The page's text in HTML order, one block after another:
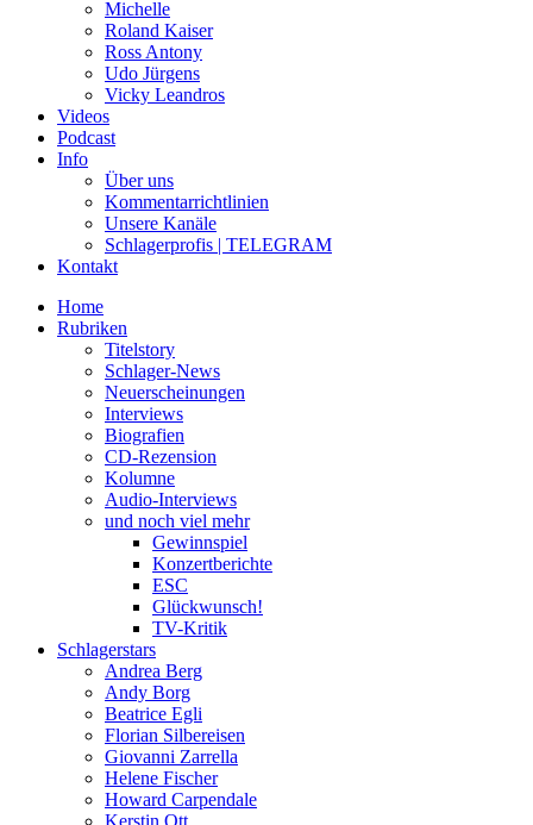
Michelle
Roland Kaiser
Ross Antony
Udo Jürgens
Vicky Leandros
Videos
Podcast
Info
Über uns
Kommentarrichtlinien
Unsere Kanäle
Schlagerprofis | TELEGRAM
Kontakt
Home
Rubriken
Titelstory
Schlager-News
Neuerscheinungen
Interviews
Biografien
CD-Rezension
Kolumne
Audio-Interviews
und noch viel mehr
Gewinnspiel
Konzertberichte
ESC
Glückwunsch!
TV-Kritik
Schlagerstars
Andrea Berg
Andy Borg
Beatrice Egli
Florian Silbereisen
Giovanni Zarrella
Helene Fischer
Howard Carpendale
Kerstin Ott